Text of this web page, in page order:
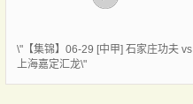
\"【集锦】06-29 [中甲] 石家庄功夫 vs
上海嘉定汇龙\"